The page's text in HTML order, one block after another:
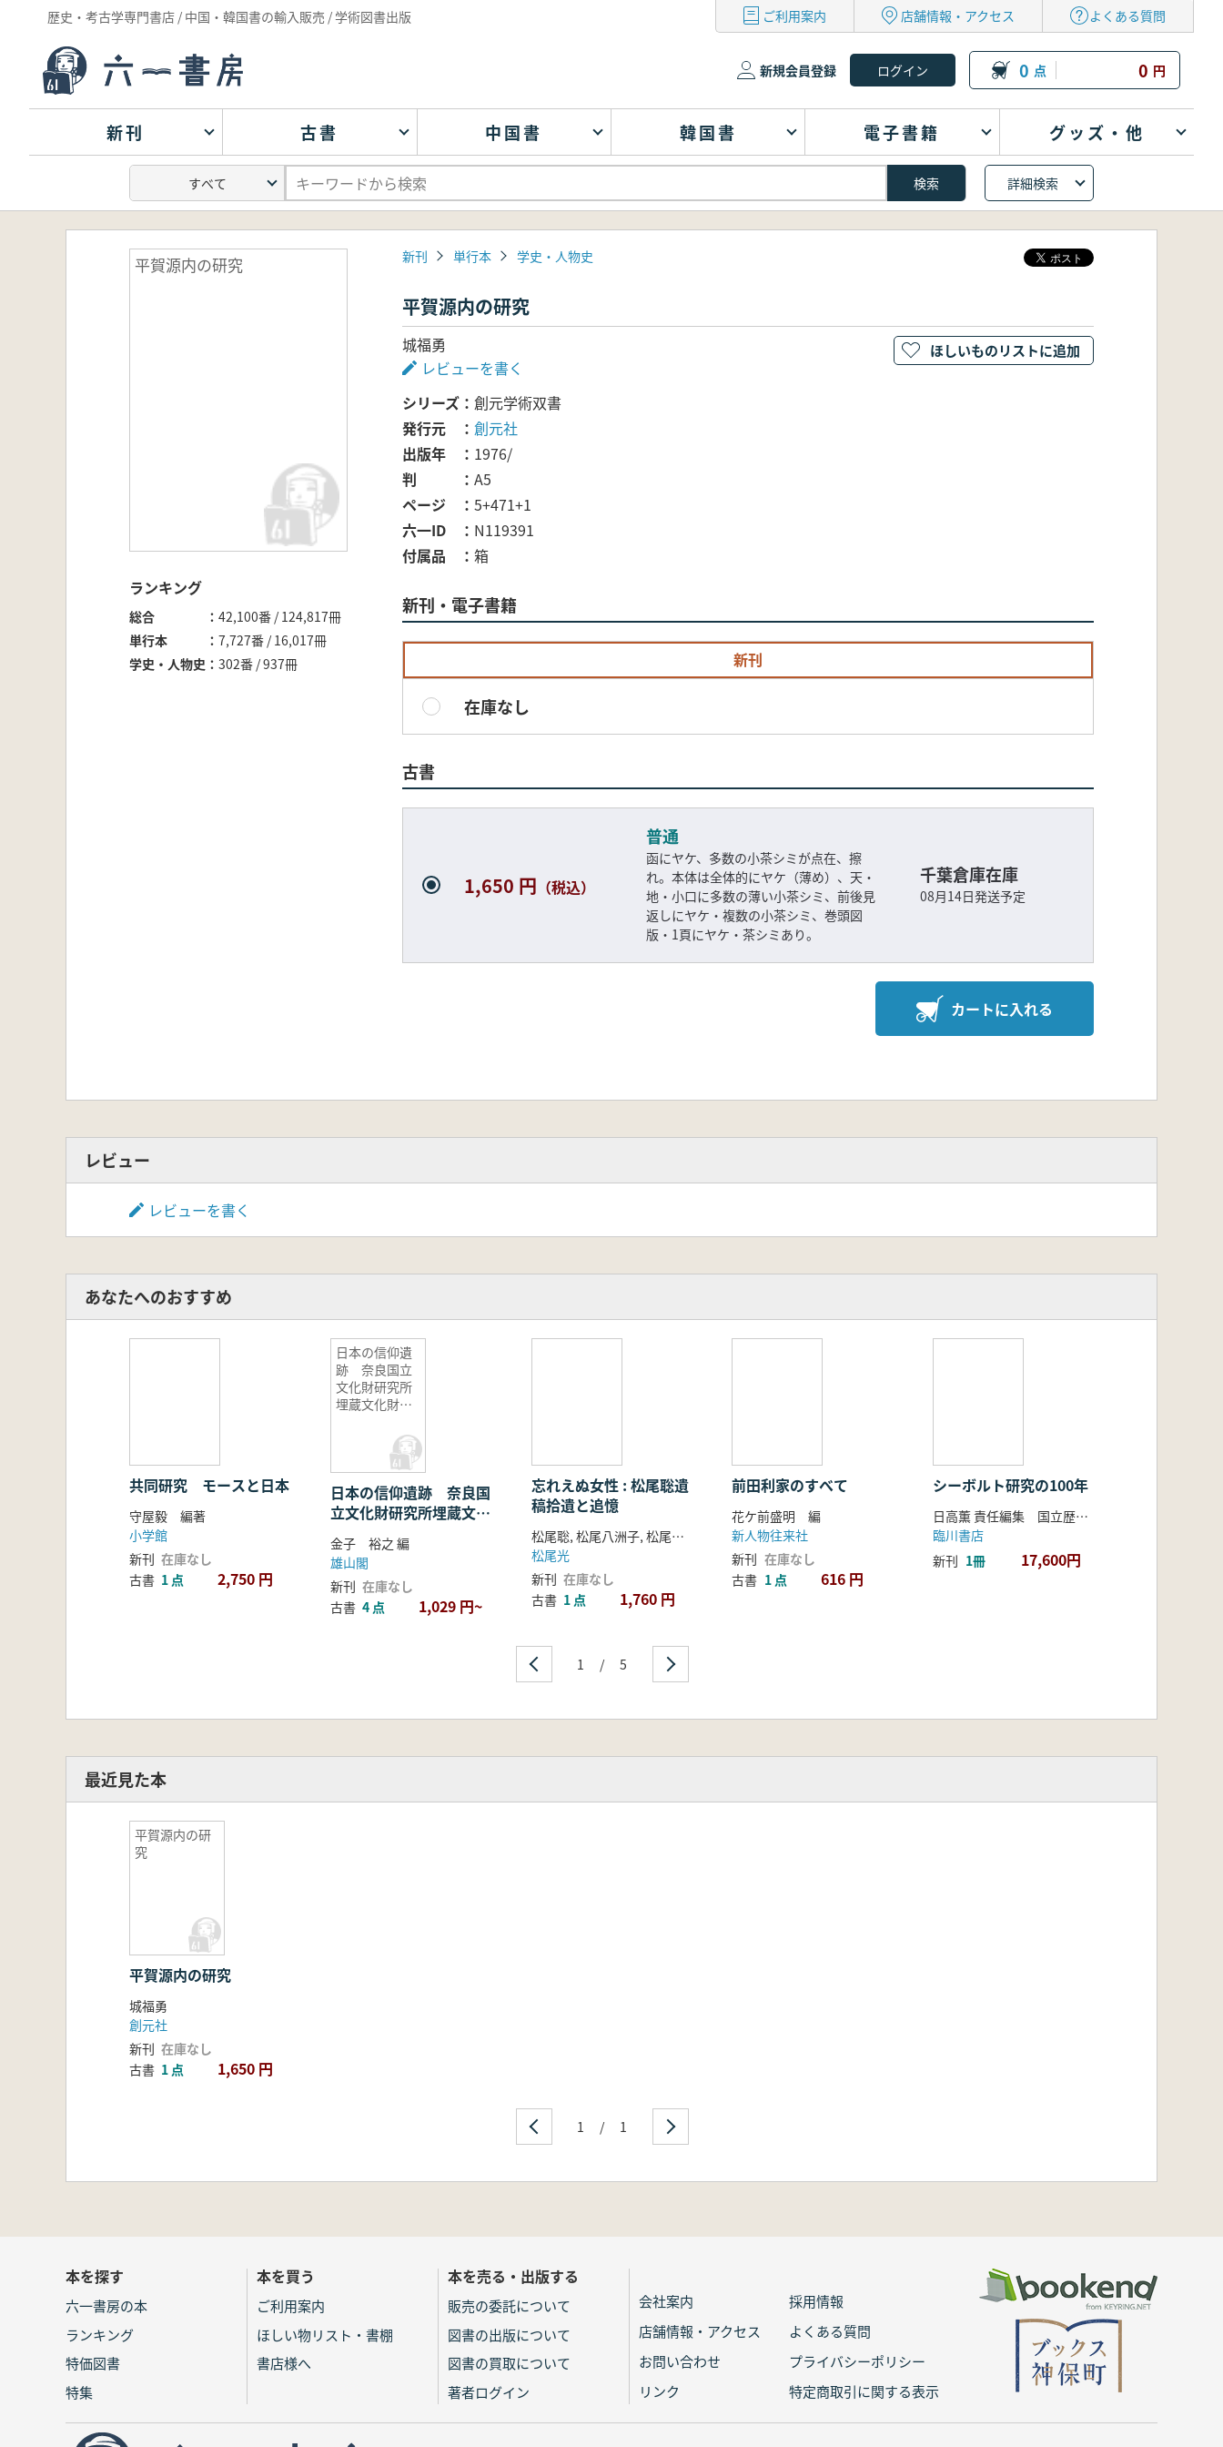
歴史・考古学専門書店 / 中国・韓国書の輸入販売 / 学術図書出版 ご利用案内 店舗情報・アクセス よくある質問
新規会員登録 0 点 0 円
新刊 古書 中国書 韓国書 電子書籍 グッズ・他
詳細検索
平賀源内の研究
ランキング
総合
42,100番 / 124,817冊
単行本
7,727番 / 16,017冊
学史・人物史
302番 / 937冊
新刊 単行本 学史・人物史
平賀源内の研究
城福勇
レビューを書く
シリーズ
創元学術双書
発行元
創元社
出版年
1976/
判
A5
ページ
5+471+1
六一ID
N119391
付属品
箱
新刊・電子書籍
新刊
在庫なし
古書
1,650 円 （税込）
普通
函にヤケ、多数の小茶シミが点在、擦
れ。本体は全体的にヤケ（薄め）、天・
地・小口に多数の薄い小茶シミ、前後見
返しにヤケ・複数の小茶シミ、巻頭図
版・1頁にヤケ・茶シミあり。
千葉倉庫在庫
08月14日発送予定
カートに入れる
ほしいものリストに追加
レビュー
レビューを書く
あなたへのおすすめ
共同研究 モースと日本
守屋毅 編著
小学館
新刊 在庫なし
古書 1 点 2,750 円
日本の信仰遺
跡 奈良国立
文化財研究所
埋蔵文化財研
日本の信仰遺跡 奈良国
立文化財研究所埋蔵文化
財研修の記録
金子 裕之 編
雄山閣
新刊 在庫なし
古書 4 点 1,029 円~
忘れえぬ女性 : 松尾聡遺
稿拾遺と追憶
松尾聡, 松尾八洲子, 松尾光 著
松尾光
新刊 在庫なし
古書 1 点 1,760 円
前田利家のすべて
花ケ前盛明 編
新人物往来社
新刊 在庫なし
古書 1 点 616 円
シーボルト研究の100年
日高薫 責任編集 国立歴史民俗博物館 編
臨川書店
新刊 1冊 17,600円
1 / 5
最近見た本
平賀源内の研
究
平賀源内の研究
城福勇
創元社
新刊 在庫なし
古書 1 点 1,650 円
1 / 1
本を探す
六一書房の本
ランキング
特価図書
特集
本を買う
ご利用案内
ほしい物リスト・書棚
書店様へ
本を売る・出版する
販売の委託について
図書の出版について
図書の買取について
著者ログイン
会社案内
採用情報
店舗情報・アクセス
よくある質問
お問い合わせ
プライバシーポリシー
リンク
特定商取引に関する表示